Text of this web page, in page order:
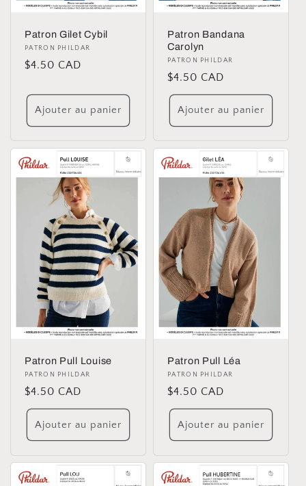
Patron Gilet Cybil
Distributeur :
PATRON PHILDAR
Prix
$4.50 CAD
Ajouter au panier
Patron Bandana
Carolyn
Distributeur :
PATRON PHILDAR
Prix
habituel
$4.50 CAD
Ajouter au panier
Patron Pull Louise
Distributeur :
PATRON PHILDAR
Prix
habituel
$4.50 CAD
Ajouter au panier
Patron Pull Léa
Distributeur :
PATRON PHILDAR
Prix
habituel
$4.50 CAD
Ajouter au panier